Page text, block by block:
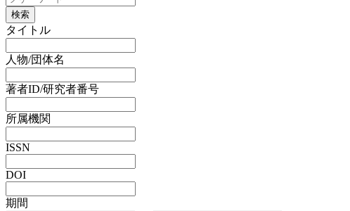
検索
タイトル
人物/団体名
著者ID/研究者番号
所属機関
ISSN
DOI
期間